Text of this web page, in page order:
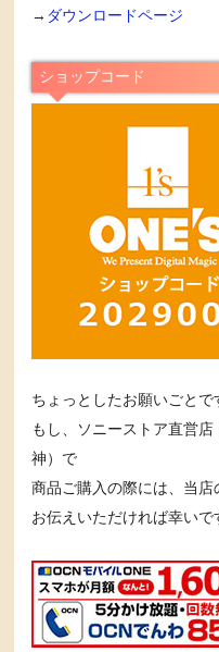
→ ダウンロードページ
ショップコード
ちょっとしたお願いごとで
もし、ソニーストア直営
神）で
商品ご購入の際には、当
お伝えいただければ幸いで